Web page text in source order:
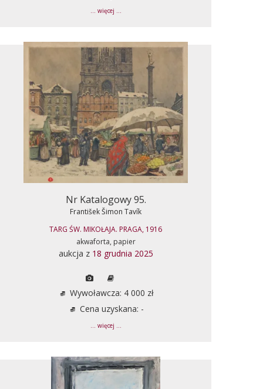
... więcej ...
Nr Katalogowy 95.
František Šimon Tavík
TARG ŚW. MIKOŁAJA. PRAGA, 1916
akwaforta, papier
aukcja z 18 grudnia 2025
Wywoławcza: 4 000 zł
Cena uzyskana: -
... więcej ...